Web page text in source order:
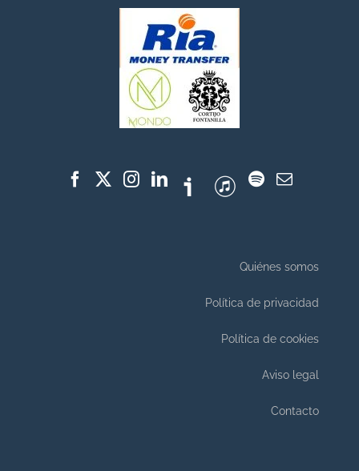
Quiénes somos
Política de privacidad
Política de cookies
Aviso legal
Contacto